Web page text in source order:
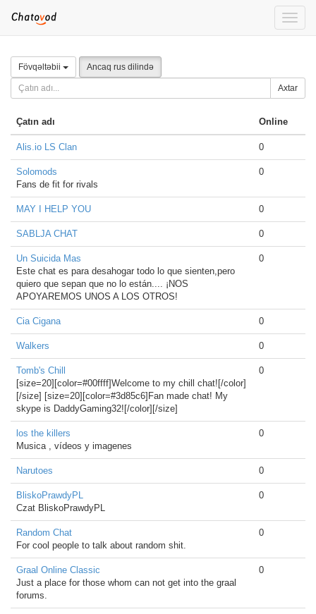
Toggle
Fövqəltəbii Ancaq rus dilində
Axtar
Çatın adı Online
Alis.io LS Clan 0
Solomods
Fans de fit for rivals
0
MAY I HELP YOU 0
SABLJA CHAT 0
Un Suicida Mas
Este chat es para desahogar todo lo que sienten,pero
quiero que sepan que no lo están.... ¡NOS
APOYAREMOS UNOS A LOS OTROS!
0
Cia Cigana 0
Walkers 0
Tomb's Chill
[size=20][color=#00ffff]Welcome to my chill chat![/color]
[/size] [size=20][color=#3d85c6]Fan made chat! My
skype is DaddyGaming32![/color][/size]
0
los the killers
Musica , vídeos y imagenes
0
Narutoes 0
BliskoPrawdyPL
Czat BliskoPrawdyPL
0
Random Chat
For cool people to talk about random shit.
0
Graal Online Classic
Just a place for those whom can not get into the graal
forums.
0